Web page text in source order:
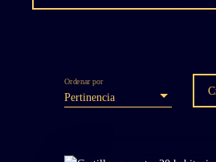
Pertinencia
Ordenar por